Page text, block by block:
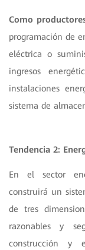
Como
programación de
eléctrica o
ingresos
instalaciones
sistema de
Tendencia 2:
En el sector
construirá un
de tres
razonables y
construcción y